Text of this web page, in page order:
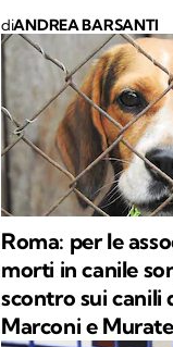
diANDREA BARSANTI
Roma: per le
morti in canile
scontro sui canili
Marconi e